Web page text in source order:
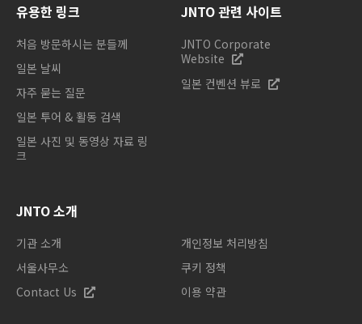
유용한 링크
처음 방문하시는 분들께
일본 날씨
자주 묻는 질문
일본 투어 & 활동 검색
일본 사진 및 동영상 자료 링
크
JNTO 관련 사이트
JNTO Corporate
Website
일본 컨벤션 뷰로
JNTO 소개
기관 소개
서울사무소
Contact Us
개인정보 처리방침
쿠키 정책
이용 약관